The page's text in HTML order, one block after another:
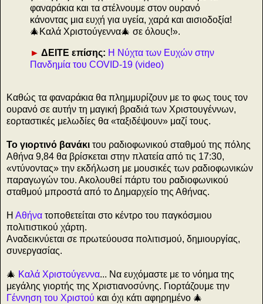
φαναράκια και τα στέλνουμε στον ουρανό
κάνοντας μια ευχή για υγεία, χαρά και αισιοδοξία!
🎄Καλά Χριστούγεννα🎄 σε όλους!».
► ΔΕΙΤΕ επίσης: Η Νύχτα των Ευχών στην
Πανδημία του COVID-19 (video)
Καθώς τα φαναράκια θα πλημμυρίζουν με το φως τους τον
ουρανό σε αυτήν τη μαγική βραδιά των Χριστουγέννων,
εορταστικές μελωδίες θα «ταξιδέψουν» μαζί τους.
Το γιορτινό βανάκι του ραδιοφωνικού σταθμού της πόλης
Αθήνα 9,84 θα βρίσκεται στην πλατεία από τις 17:30,
«ντύνοντας» την εκδήλωση με μουσικές των ραδιοφωνικών
παραγωγών του. Ακολουθεί πάρτυ του ραδιοφωνικού
σταθμού μπροστά από το Δημαρχείο της Αθήνας.
Η Αθήνα τοποθετείται στο κέντρο του παγκόσμιου
πολιτιστικού χάρτη.
Αναδεικνύεται σε πρωτεύουσα πολιτισμού, δημιουργίας,
συνεργασίας.
🎄 Καλά Χριστούγεννα... Να ευχόμαστε με το νόημα της
μεγάλης γιορτής της Χριστιανοσύνης. Γιορτάζουμε την
Γέννηση του Χριστού και όχι κάτι αφηρημένο 🎄